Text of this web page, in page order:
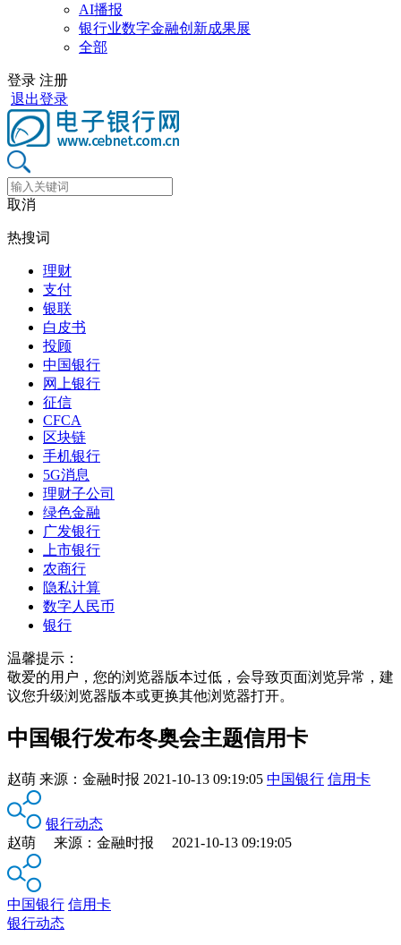
AI播报
银行业数字金融创新成果展
全部
登录 注册
退出登录
取消
热搜词
理财
支付
银联
白皮书
投顾
中国银行
网上银行
征信
CFCA
区块链
手机银行
5G消息
理财子公司
绿色金融
广发银行
上市银行
农商行
隐私计算
数字人民币
银行
温馨提示：
敬爱的用户，您的浏览器版本过低，会导致页面浏览异常，建
议您升级浏览器版本或更换其他浏览器打开。
中国银行发布冬奥会主题信用卡
赵萌 来源： 金融时报 2021-10-13 09:19:05 中国银行 信用卡
银行动态
赵萌 来源：金融时报 2021-10-13 09:19:05
中国银行 信用卡
银行动态